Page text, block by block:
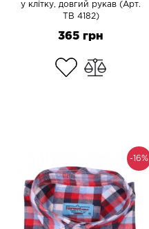
у клітку, довгий рукав (Арт.
TB 4182)
365 грн
-16%